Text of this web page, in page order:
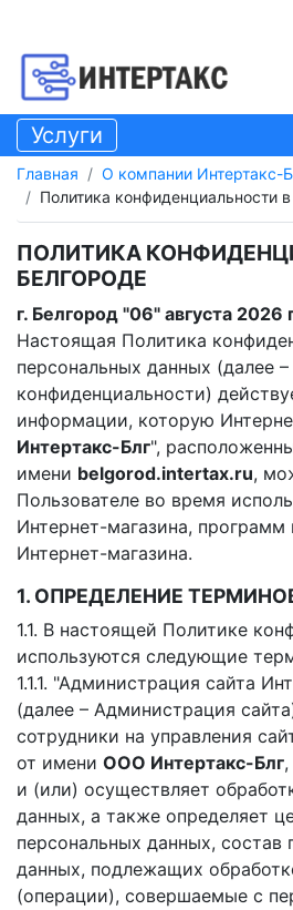
Услуги
Главная
О компании Интертакс-
Политика конфиденциальности
ПОЛИТИКА
БЕЛГОРОДЕ
г. Белгород "06" августа 2026
Настоящая Политика
персональных данных (далее
конфиденциальности)
информации, которую
Интертакс-Блг",
имени belgorod.intertax.ru,
Пользователе во время
Интернет-магазина, программ
Интернет-магазина.
1. ОПРЕДЕЛЕНИЕ
1.1. В настоящей Политике
используются следующие
1.1.1. "Администрация сайта
(далее – Администрация
сотрудники на управления
от имени ООО Интертакс-Блг
и (или) осуществляет
данных, а также определяет
персональных данных, состав
данных, подлежащих
(операции), совершаемые с